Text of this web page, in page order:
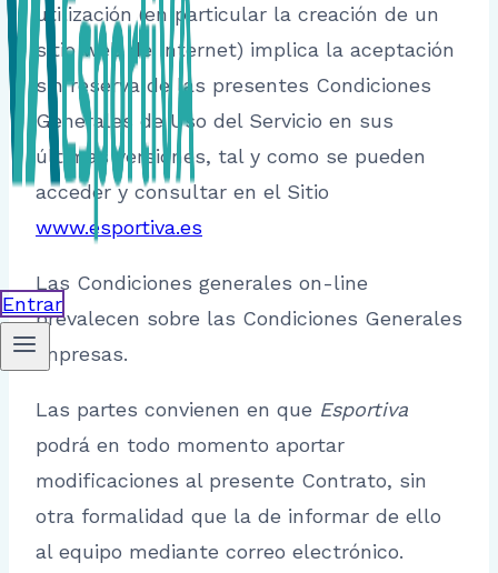
Entrar
utilización (en particular la creación de un
sitio web de Internet) implica la aceptación
sin reserva de las presentes Condiciones
Generales de Uso del Servicio en sus
últimas versiones, tal y como se pueden
acceder y consultar en el Sitio
www.esportiva.es
Las Condiciones generales on-line
prevalecen sobre las Condiciones Generales
impresas.
Las partes convienen en que Esportiva
podrá en todo momento aportar
modificaciones al presente Contrato, sin
otra formalidad que la de informar de ello
al equipo mediante correo electrónico.